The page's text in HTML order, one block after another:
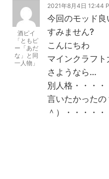
酒ピイ
「ともピ
ー「あだ
な」と同
一人物」
2021年8月4日 12:44
今回のモッド
すみません?
こんにちわ
マインクラフ
さようなら…
別人格・・・
言いたかった
＾）・・・・・